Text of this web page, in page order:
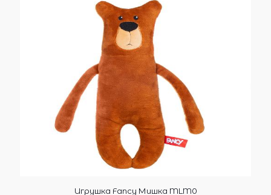
Игрушка Fancy Мишка MLM0